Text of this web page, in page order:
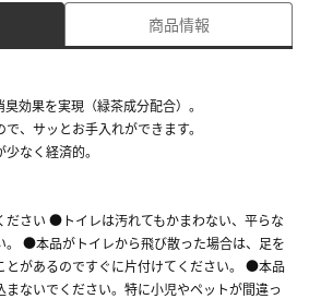
商品情報
効果を実現（緑茶成分配合）。
、サッとお手入れができます。
なく経済的。
ださい ●トイレは汚れてもかまわない、平らな
。 ●本品がトイレから飛び散った場合は、足を
とがあるのですぐに片付けてください。 ●本品
ないでください。特に小児やペットが間違っ